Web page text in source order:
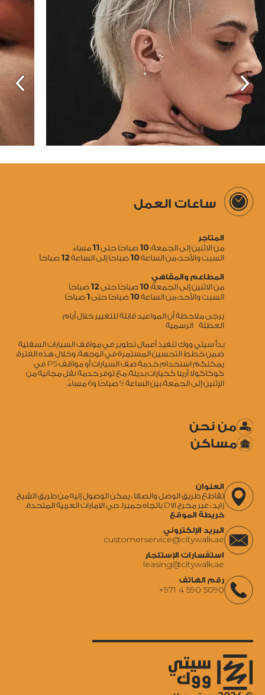
ساعات العمل
المتاجر
من الاثنين إلى الجمعة:10 صباحًا حتى11 مساءً
السبت والأحد: من الساعة10 صباحًا إلى الساعة 12 صباحاً
المطاعم والمقاهي
من الاثنين إلى الجمعة:10 صباحًا حتى 12 صباحاً
السبت والأحد: من الساعة10 صباحًا حتى1 صباحًا
يرجى ملاحظة أن المواعيد قابلة للتغيير خلال أيام
العطلة الرسمية
بدأ سيتي ووك تنفيذ أعمال تطوير في مواقف السيارات السفلية
ضمن خطط التحسين المستمرة في الوجهة. وخلال هذه الفترة،
يمكنكم استخدام خدمة صف السيارات أو مواقف P5
في
كوكاكولا أرينا كخيارات بديلة، مع توفر خدمة نقل مجانية من
الإثنين إلى الجمعة، بين الساعة 9صباحًا و6 مساءً.
من نحن
مساكن
العنوان
تقاطع طريق الوصل والصفا ، يمكن الوصول إليه من طريق الشيخ
زايد ، عبر مخرج D71 باتجاه جميرا. دبي الامارات العربية المتحدة.
خريطة الموقع
البريد الإلكتروني
‍customerservice@citywalk.ae
استفسارات الإستئجار
‍leasing@citywalk.ae
رقم الهاتف
+971 4 590 5090